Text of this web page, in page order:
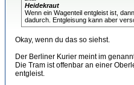
Heidekraut
Wenn ein Wagenteil entgleist ist,
dadurch. Entgleisung kann aber
Okay, wenn du das so siehst.
Der Berliner Kurier meint im
Die Tram ist offenbar an einer
entgleist.